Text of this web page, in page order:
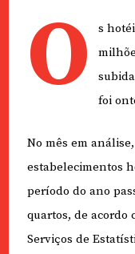
O
s
foi
No mês em
estabelecimentos
período do ano
quartos, de acordo
Serviços de